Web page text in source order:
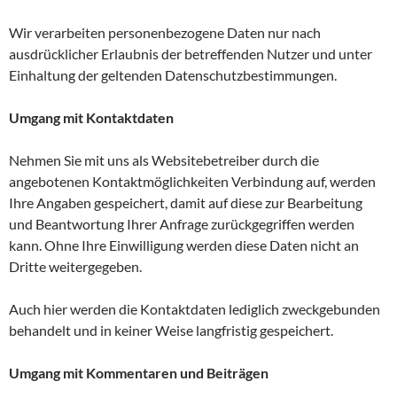
Wir verarbeiten personenbezogene Daten nur nach
ausdrücklicher Erlaubnis der betreffenden Nutzer und unter
Einhaltung der geltenden Datenschutzbestimmungen.
Umgang mit Kontaktdaten
Nehmen Sie mit uns als Websitebetreiber durch die
angebotenen Kontaktmöglichkeiten Verbindung auf, werden
Ihre Angaben gespeichert, damit auf diese zur Bearbeitung
und Beantwortung Ihrer Anfrage zurückgegriffen werden
kann. Ohne Ihre Einwilligung werden diese Daten nicht an
Dritte weitergegeben.
Auch hier werden die Kontaktdaten lediglich zweckgebunden
behandelt und in keiner Weise langfristig gespeichert.
Umgang mit Kommentaren und Beiträgen